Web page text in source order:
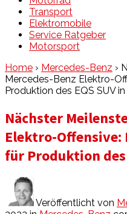
Transport
Elektromobile
Service Ratgeber
Motorsport
Home › Mercedes-Benz ›
Mercedes-Benz Elektro-
Produktion des EQS SUV
Nächster
Elektro-
für Produktion des
Veröffentlicht von